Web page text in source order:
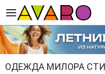
ОДЕЖДА МИЛОРА